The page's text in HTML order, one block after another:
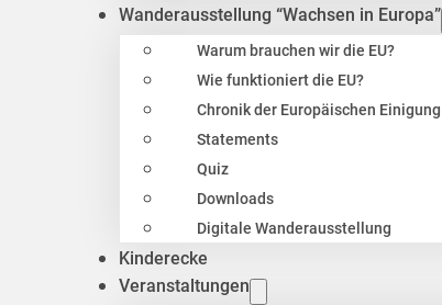
Wanderausstellung “Wachsen in Europa”
Warum brauchen wir die EU?
Wie funktioniert die EU?
Chronik der Europäischen Einigung
Statements
Quiz
Downloads
Digitale Wanderausstellung
Kinderecke
Veranstaltungen